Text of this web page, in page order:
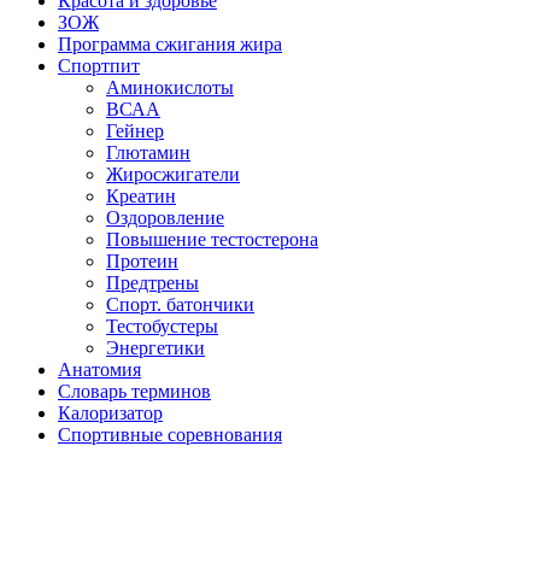
ЗОЖ
Программа сжигания жира
Спортпит
Аминокислоты
ВСАА
Гейнер
Глютамин
Жиросжигатели
Креатин
Оздоровление
Повышение тестостерона
Протеин
Предтрены
Спорт. батончики
Тестобустеры
Энергетики
Анатомия
Словарь терминов
Калоризатор
Спортивные соревнования